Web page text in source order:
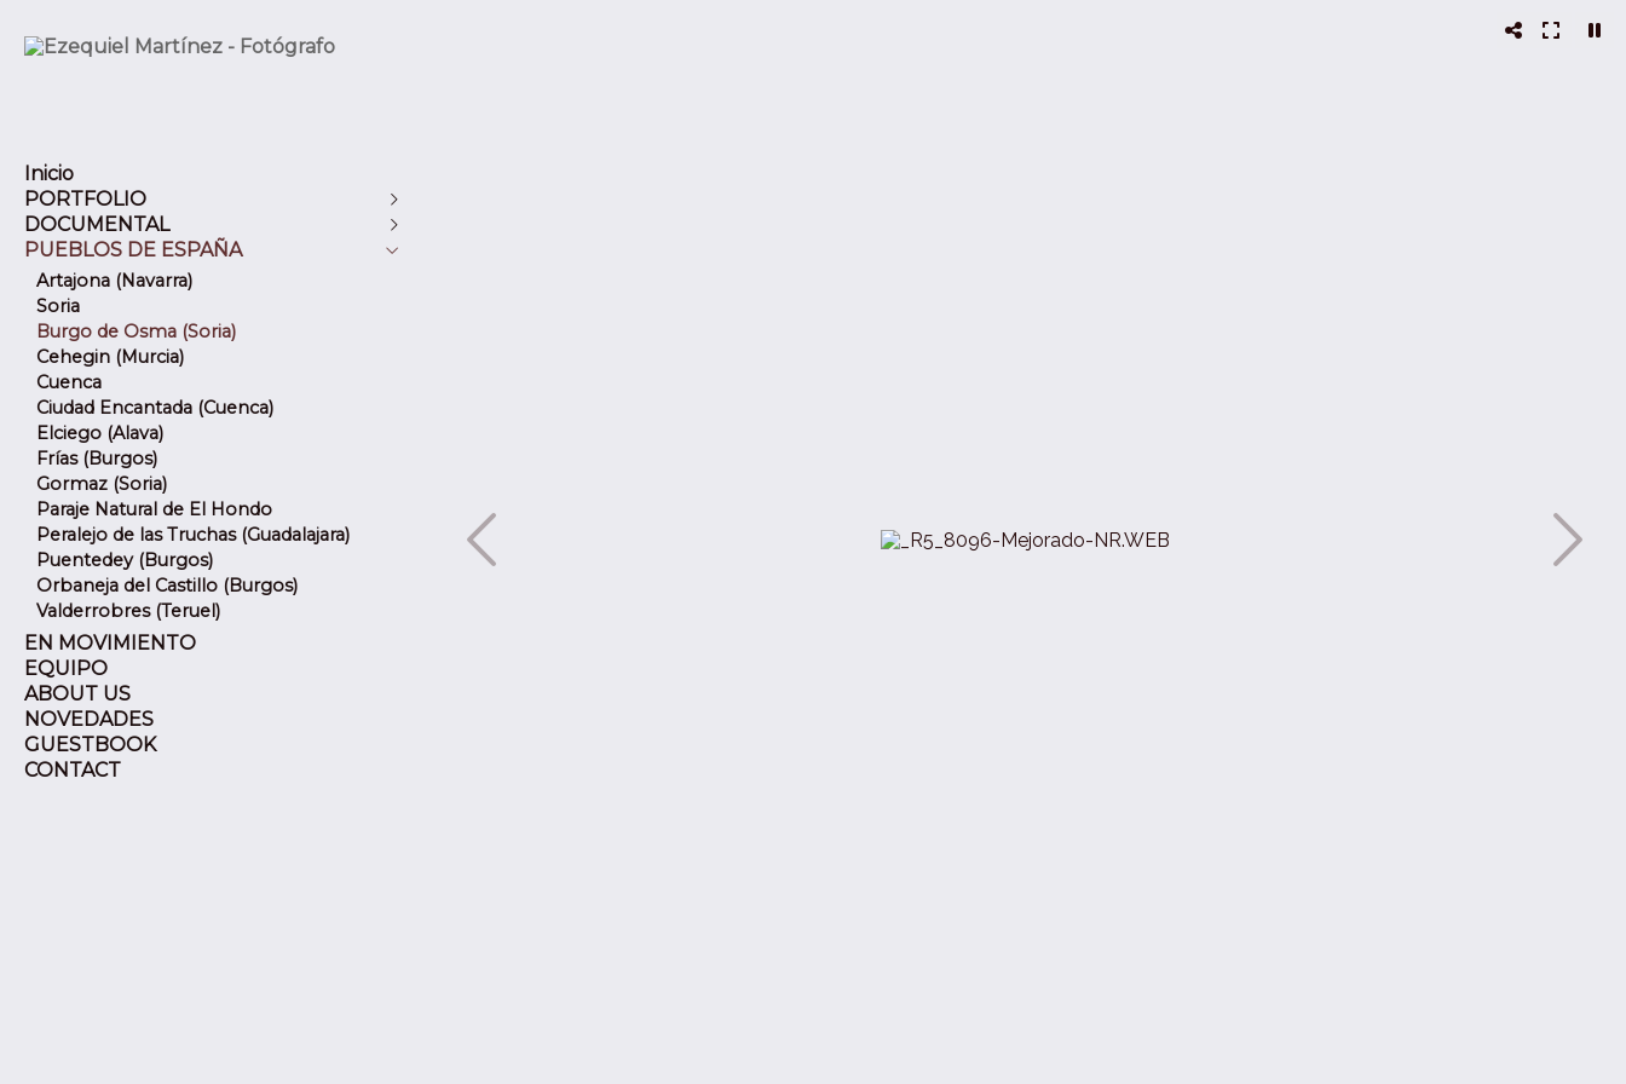
Inicio
PORTFOLIO
Alemania
Cuba
Eslovenia
España
Francia
Italia
Marruecos
Mexico
Portugal
Reino Unido
Republica Dominicana
Tailandia
Tanzania
Zanzibar
DOCUMENTAL
Bosquimanos
Masais
Tanzania cotidiana
Vida en cautiverio
PUEBLOS DE ESPAÑA
Artajona (Navarra)
Soria
Burgo de Osma (Soria)
Cehegin (Murcia)
Cuenca
Ciudad Encantada (Cuenca)
Elciego (Alava)
Frías (Burgos)
Gormaz (Soria)
Paraje Natural de El Hondo
Peralejo de las Truchas (Guadalajara)
Puentedey (Burgos)
Orbaneja del Castillo (Burgos)
Valderrobres (Teruel)
EN MOVIMIENTO
EQUIPO
ABOUT US
NOVEDADES
GUESTBOOK
CONTACT